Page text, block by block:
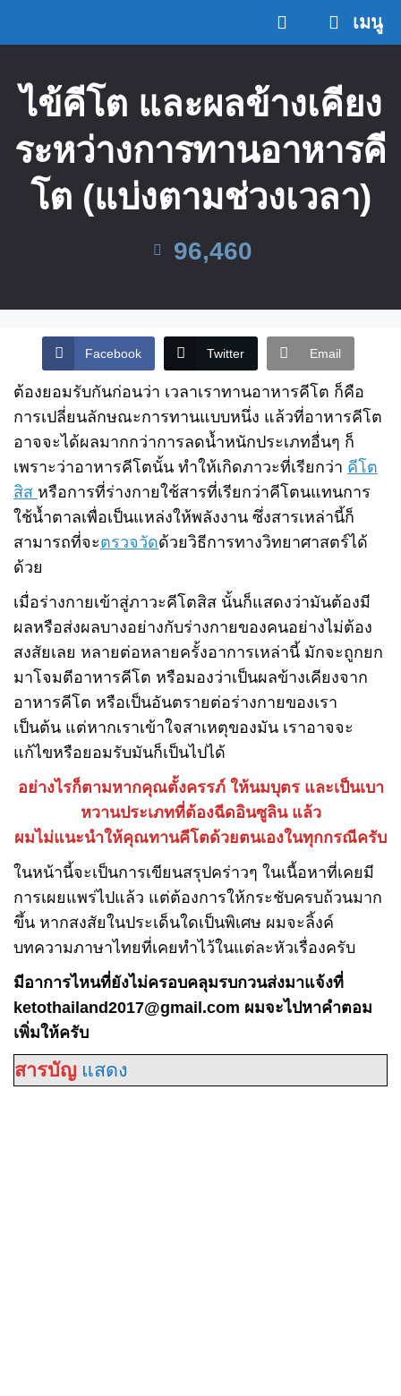
เมนู
ไข้คีโต และผลข้างเคียง
ระหว่างการทานอาหารคี
โต (แบ่งตามช่วงเวลา)
96,460
Facebook Twitter Email
ต้องยอมรับกันก่อนว่า เวลาเราทานอาหารคีโต ก็คือ
การเปลี่ยนลักษณะการทานแบบหนึ่ง แล้วที่อาหารคีโต
อาจจะได้ผลมากกว่าการลดน้ำหนักประเภทอื่นๆ ก็
เพราะว่าอาหารคีโตนั้น ทำให้เกิดภาวะที่เรียกว่า คีโต
สิส หรือการที่ร่างกายใช้สารที่เรียกว่าคีโตนแทนการ
ใช้น้ำตาลเพื่อเป็นแหล่งให้พลังงาน ซึ่งสารเหล่านี้ก็
สามารถที่จะตรวจวัดด้วยวิธีการทางวิทยาศาสตร์ได้
ด้วย
เมื่อร่างกายเข้าสู่ภาวะคีโตสิส นั้นก็แสดงว่ามันต้องมี
ผลหรือส่งผลบางอย่างกับร่างกายของคนอย่างไม่ต้อง
สงสัยเลย หลายต่อหลายครั้งอาการเหล่านี้ มักจะถูกยก
มาโจมตีอาหารคีโต หรือมองว่าเป็นผลข้างเคียงจาก
อาหารคีโต หรือเป็นอันตรายต่อร่างกายของเรา
เป็นต้น แต่หากเราเข้าใจสาเหตุของมัน เราอาจจะ
แก้ไขหรือยอมรับมันก็เป็นไปได้
อย่างไรก็ตามหากคุณตั้งครรภ์ ให้นมบุตร และเป็นเบา
หวานประเภทที่ต้องฉีดอินซูลิน แล้ว
ผมไม่แนะนำให้คุณทานคีโตด้วยตนเองในทุกกรณีครับ
ในหน้านี้จะเป็นการเขียนสรุปคร่าวๆ ในเนื้อหาที่เคยมี
การเผยแพร่ไปแล้ว แต่ต้องการให้กระชับครบถ้วนมาก
ขึ้น หากสงสัยในประเด็นใดเป็นพิเศษ ผมจะลิ้งค์
บทความภาษาไทยที่เคยทำไว้ในแต่ละหัวเรื่องครับ
มีอาการไหนที่ยังไม่ครอบคลุมรบกวนส่งมาแจ้งที่
ketothailand2017@gmail.com ผมจะไปหาคำตอม
เพิ่มให้ครับ
สารบัญ แสดง